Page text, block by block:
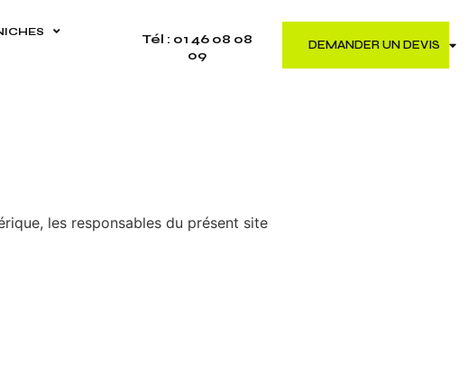
Tél : 01 46 08 08
09​
DEMANDER UN DEVIS
les responsables du présent site